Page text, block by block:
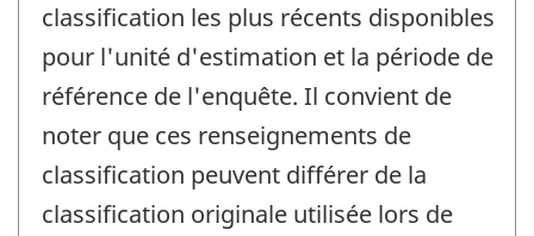
classification les plus récents disponibles
pour l'unité d'estimation et la période de
référence de l'enquête. Il convient de
noter que ces renseignements de
classification peuvent différer de la
classification originale utilisée lors de